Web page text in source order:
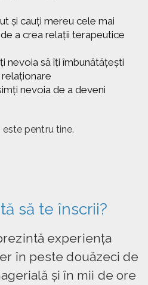
și cauți mereu cele mai
a crea relații terapeutice
nevoia să îți îmbunătățești
nevoia de a deveni
pentru tine.
să te înscrii?
experiența
în peste douăzeci de
și în mii de ore